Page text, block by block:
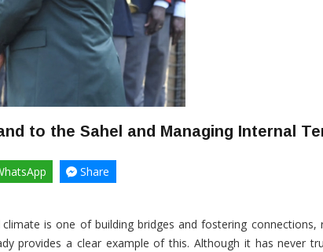
to the Sahel and Managing Internal
Share
is one of building bridges and fostering
provides a clear example of this. Although it has never